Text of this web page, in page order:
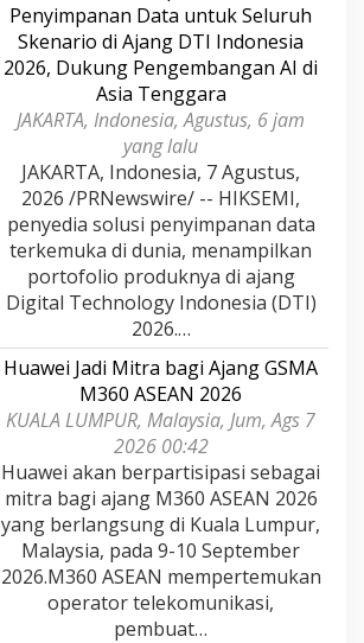
Penyimpanan Data untuk Seluruh
Skenario di Ajang DTI Indonesia
2026, Dukung Pengembangan AI di
Asia Tenggara
JAKARTA, Indonesia, Agustus, 6 jam
yang lalu
JAKARTA, Indonesia, 7 Agustus,
2026 /PRNewswire/ -- HIKSEMI,
penyedia solusi penyimpanan data
terkemuka di dunia, menampilkan
portofolio produknya di ajang
Digital Technology Indonesia (DTI)
2026.…
Huawei Jadi Mitra bagi Ajang GSMA
M360 ASEAN 2026
KUALA LUMPUR, Malaysia, Jum, Ags 7
2026 00:42
Huawei akan berpartisipasi sebagai
mitra bagi ajang M360 ASEAN 2026
yang berlangsung di Kuala Lumpur,
Malaysia, pada 9-10 September
2026.M360 ASEAN mempertemukan
operator telekomunikasi,
pembuat…